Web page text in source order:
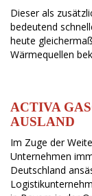
Dieser als
bedeutend
heute
Wärmequellen
ACTIVA
AUSLAND
Im Zuge der
Unternehmen
Deutschland